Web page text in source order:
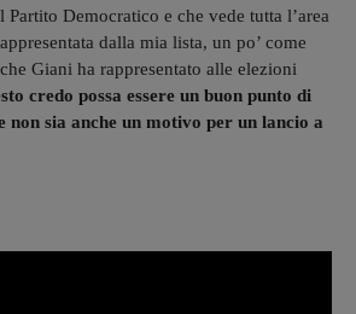
Partito Democratico e che vede tutta l’area
dalla mia lista, un po’ come
Giani ha rappresentato alle elezioni
credo possa essere un buon punto di
non sia anche un motivo per un lancio a